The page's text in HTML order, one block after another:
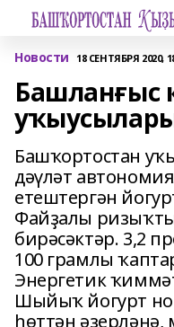
Новости 18 СЕНТЯБРЯ 2020,
Башланғыс
Башҡортостан
дәүләт
етештергән
Файҙалы ризыҡты
бирәсәктәр. 3,2
100 грамлы
Энергетик
Шыйыҡ йогурт
һөттән әҙерләнә,